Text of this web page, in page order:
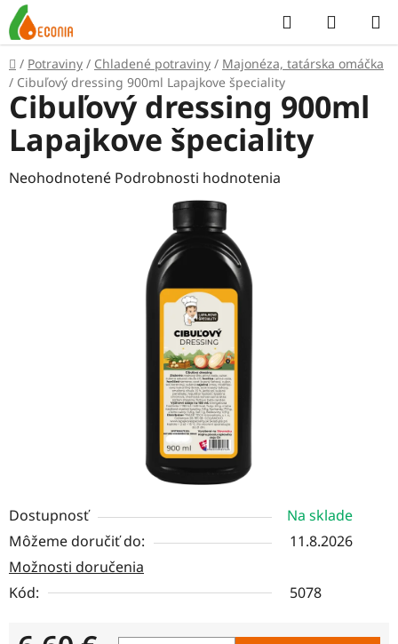
Prejsť
na
obsah
Hľadať
KOŠÍK
Domov
/ Potraviny / Chladené potraviny / Majonéza, tatárska omáčka
/ Cibuľový dressing 900ml Lapajkove špeciality
Dostupnosť
Na sklade
Môžeme doručiť do:
11.8.2026
Možnosti doručenia
Kód:
5078
Cibuľový dressing 900ml
Lapajkove špeciality
Priemerné
Neohodnotené Podrobnosti hodnotenia